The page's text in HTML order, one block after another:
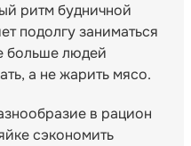
ритм будничной
подолгу заниматься
больше людей
а не жарить мясо.
в рацион
сэкономить